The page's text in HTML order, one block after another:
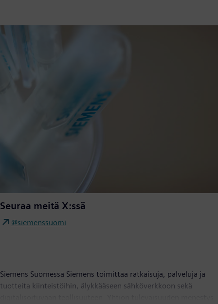
Seuraa meitä X:ssä
@siemenssuomi
Siemens Suomessa Siemens toimittaa ratkaisuja, palveluja ja
tuotteita kiinteistöihin, älykkääseen sähköverkkoon sekä